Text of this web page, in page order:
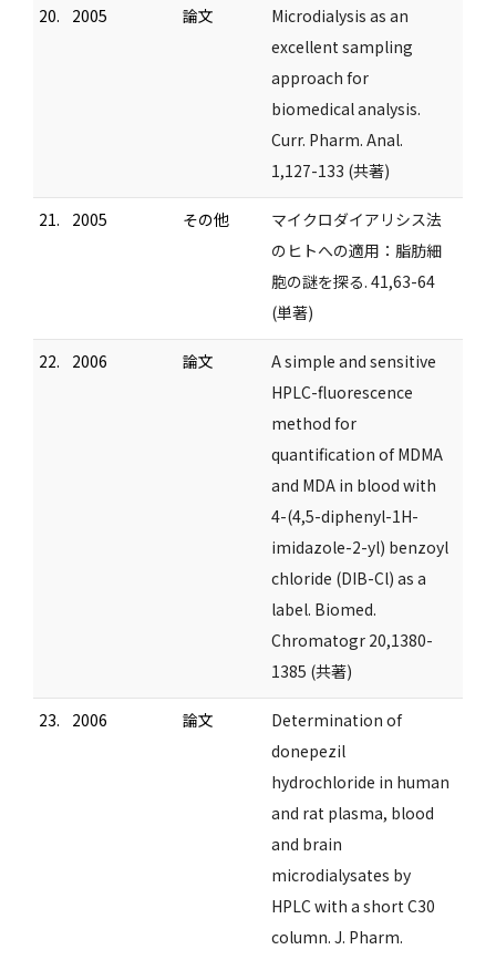
20. 2005 論文
Microdialysis as an
excellent sampling
approach for
biomedical analysis.
Curr. Pharm. Anal.
1,127-133 (共著)
21. 2005 その他
マイクロダイアリシス法
のヒトへの適用：脂肪細
胞の謎を探る. 41,63-64
(単著)
22. 2006 論文
A simple and sensitive
HPLC-fluorescence
method for
quantification of MDMA
and MDA in blood with
4-(4,5-diphenyl-1H-
imidazole-2-yl) benzoyl
chloride (DIB-Cl) as a
label. Biomed.
Chromatogr 20,1380-
1385 (共著)
23. 2006 論文
Determination of
donepezil
hydrochloride in human
and rat plasma, blood
and brain
microdialysates by
HPLC with a short C30
column. J. Pharm.